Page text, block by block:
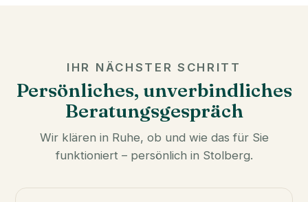
IHR NÄCHSTER SCHRITT
Persönliches, unverbindliches
Beratungsgespräch
Wir klären in Ruhe, ob und wie das für Sie
funktioniert – persönlich in Stolberg.